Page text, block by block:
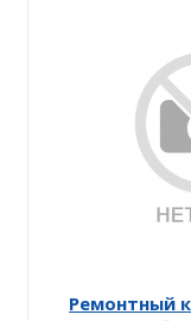
Ремонтный